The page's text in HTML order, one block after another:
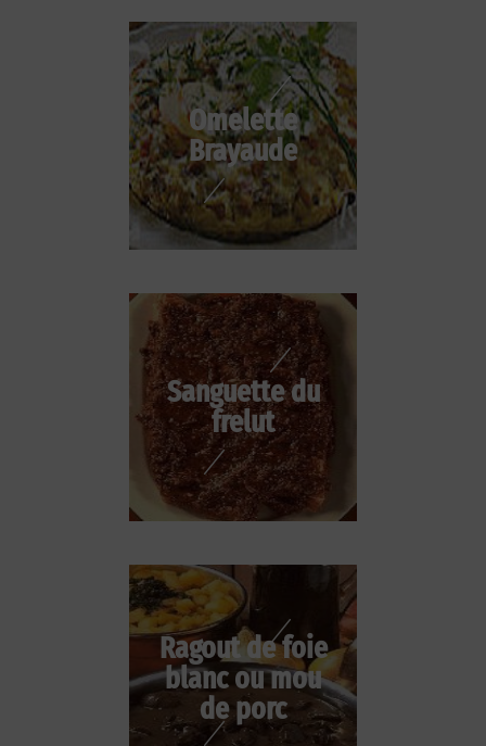
Omelette
Brayaude
Sanguette du
frelut
Ragout de foie
blanc ou mou
de porc